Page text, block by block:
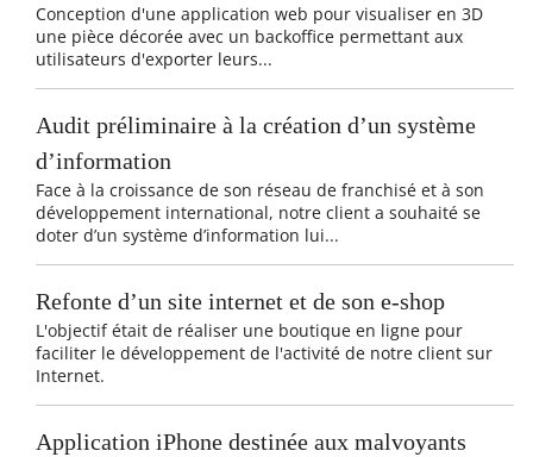
Conception d'une application web pour visualiser en 3D
une pièce décorée avec un backoffice permettant aux
utilisateurs d'exporter leurs...
Audit préliminaire à la création d’un système
d’information
Face à la croissance de son réseau de franchisé et à son
développement international, notre client a souhaité se
doter d’un système d’information lui...
Refonte d’un site internet et de son e-shop
L'objectif était de réaliser une boutique en ligne pour
faciliter le développement de l'activité de notre client sur
Internet.
Application iPhone destinée aux malvoyants